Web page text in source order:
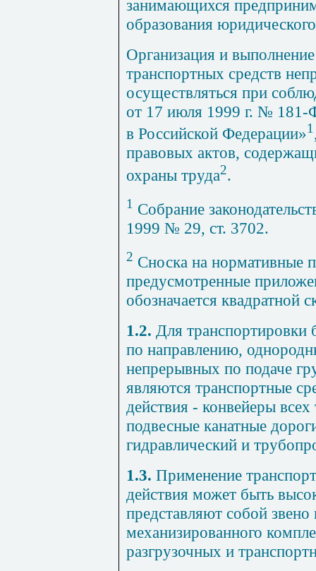
занимающихся
образования
Организация и
транспортных средств
осуществляться при
от 17 июля 1999 г. № 181-
в Российской Федерации»1
правовых актов,
охраны труда2.
1 Собрание
1999 № 29, ст. 3702.
2 Сноска на нормативные
предусмотренные
обозначается квадратной
1.2. Для
по направлению,
непрерывных по подаче
являются транспортные
действия - конвейеры
подвесные канатные
гидравлический и
1.3. Применение
действия может быть
представляют собой
механизированного
разгрузочных и